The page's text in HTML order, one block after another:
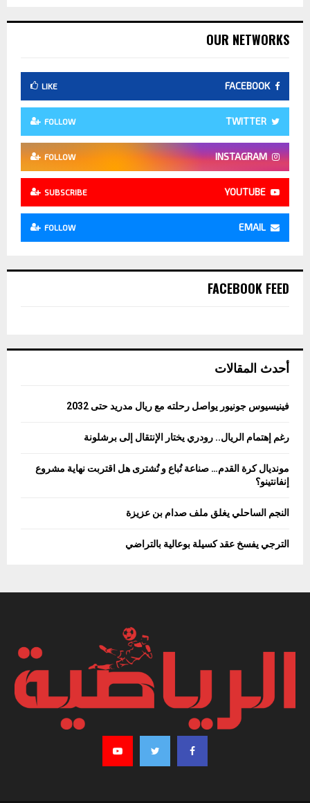
OUR NETWORKS
FACEBOOK
LIKE
TWITTER
FOLLOW
INSTAGRAM
FOLLOW
YOUTUBE
SUBSCRIBE
EMAIL
FOLLOW
FACEBOOK FEED
أحدث المقالات
فينيسيوس جونيور يواصل رحلته مع ريال مدريد حتى 2032
رغم إهتمام الريال.. رودري يختار الإنتقال إلى برشلونة
مونديال كرة القدم… صناعة تُباع و تُشترى هل اقتربت نهاية مشروع
إنفانتينو؟
النجم الساحلي يغلق ملف صدام بن عزيزة
الترجي يفسخ عقد كسيلة بوعالية بالتراضي